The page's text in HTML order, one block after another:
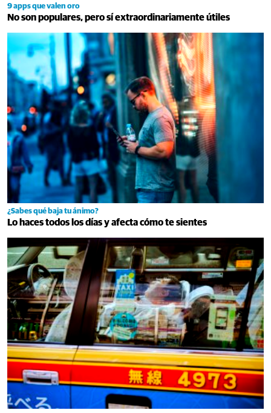
9 apps que valen oro
No son populares, pero sí extraordinariamente útiles
¿Sabes qué baja tu ánimo?
Lo haces todos los días y afecta cómo te sientes